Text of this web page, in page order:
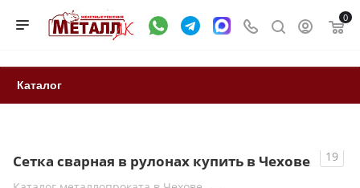
0
Каталог
Сетка сварная в рулонах купить в Чехове
19